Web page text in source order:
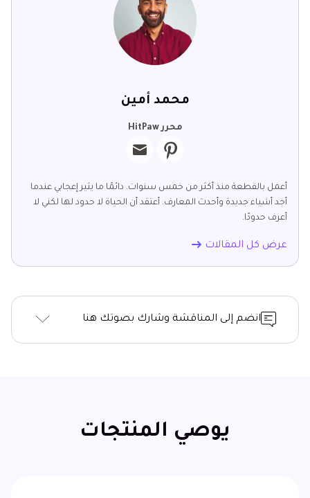
محمد أمين
محرر HitPaw
أعمل بالقطعة منذ أكثر من خمس سنوات. دائمًا ما يثير إعجابي عندما
أجد أشياء جديدة وأحدث المعارف. أعتقد أن الحياة لا حدود لها لكني لا
أعرف حدودًا.
عرض كل المقالات
انضم إلى المناقشة وشارك بصوتك هنا
يوصي المنتجات